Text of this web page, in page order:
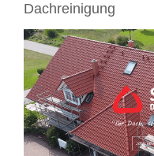
Dachreinigung